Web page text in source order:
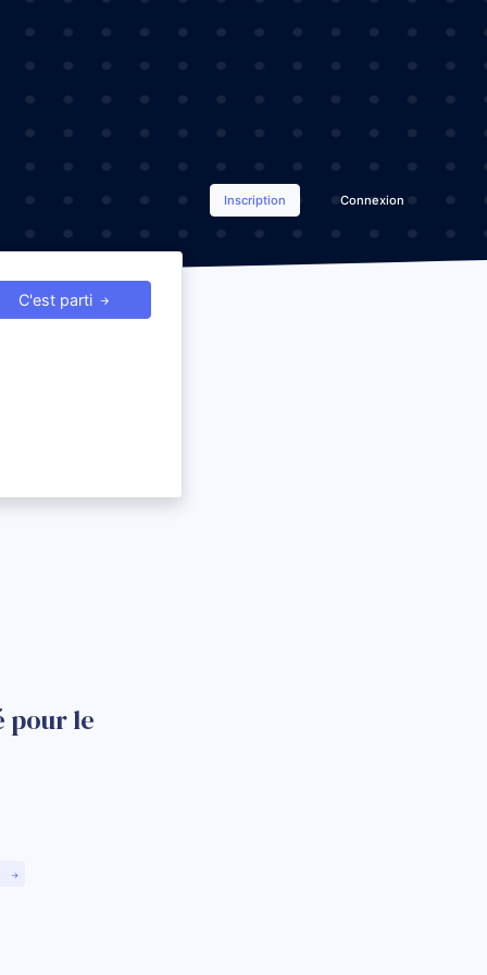
Inscription Connexion
C'est parti
pour le